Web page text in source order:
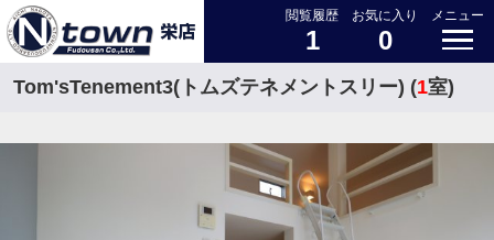
閲覧履歴
1
お気に入り
0
メニュー
Tom'sTenement3(トムズテネメントスリー) (1室)